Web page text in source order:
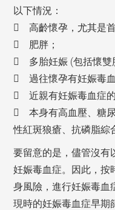
以下情況：
 高齡懷孕，尤其是首
 肥胖；
 多胎妊娠 (包括懷雙
 過往懷孕有妊娠毒血
 近親有妊娠毒血症的
 本身有高血壓、糖
性紅斑狼瘡、抗磷脂綜
要留意的是，儘管沒有
妊娠毒血症。因此，按
身風險，進行妊娠毒血
現時的妊娠毒血症早期